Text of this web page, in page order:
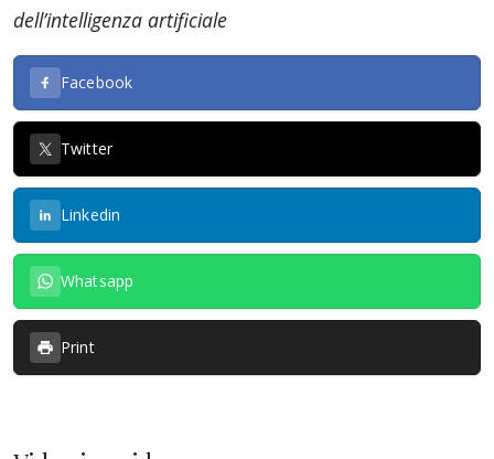
dell’intelligenza artificiale
Facebook
Twitter
Linkedin
Whatsapp
Print